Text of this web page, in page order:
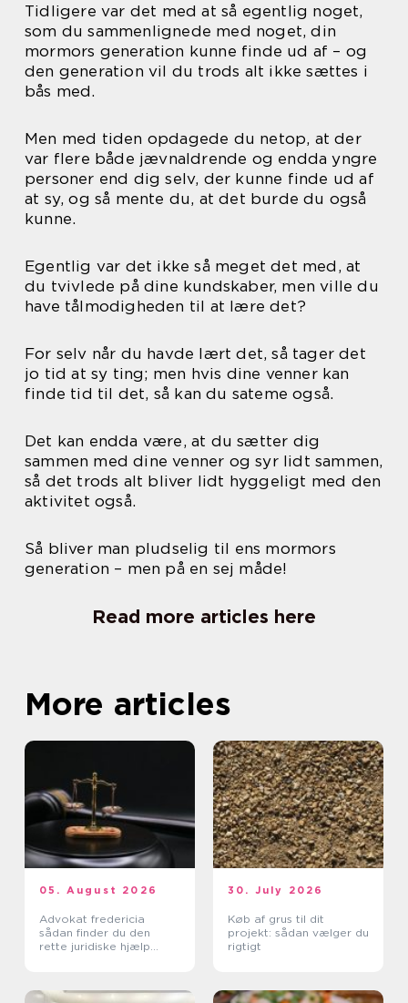
Tidligere var det med at så egentlig noget,
som du sammenlignede med noget, din
mormors generation kunne finde ud af – og
den generation vil du trods alt ikke sættes i
bås med.
Men med tiden opdagede du netop, at der
var flere både jævnaldrende og endda yngre
personer end dig selv, der kunne finde ud af
at sy, og så mente du, at det burde du også
kunne.
Egentlig var det ikke så meget det med, at
du tvivlede på dine kundskaber, men ville du
have tålmodigheden til at lære det?
For selv når du havde lært det, så tager det
jo tid at sy ting; men hvis dine venner kan
finde tid til det, så kan du sateme også.
Det kan endda være, at du sætter dig
sammen med dine venner og syr lidt sammen,
så det trods alt bliver lidt hyggeligt med den
aktivitet også.
Så bliver man pludselig til ens mormors
generation – men på en sej måde!
Read more articles here
More articles
05. August 2026
Advokat fredericia
sådan finder du den
rette juridiske hjælp
30. July 2026
Køb af grus til dit
projekt: sådan vælger du
rigtigt